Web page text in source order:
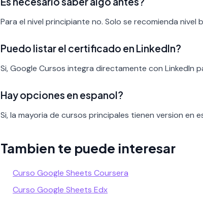
Para el nivel principiante no. Solo se recomienda nivel
Puedo listar el certificado en LinkedIn?
Si, Google Cursos integra directamente con LinkedIn
Hay opciones en espanol?
Si, la mayoria de cursos principales tienen version en
Tambien te puede interesar
Curso Google Sheets Coursera
Curso Google Sheets Edx